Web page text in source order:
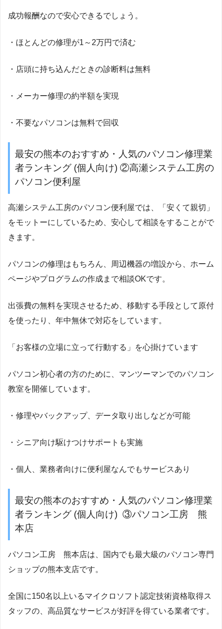
成功報酬なので安心できるでしょう。
・ほとんどの修理が1～2万円で済む
・店頭に持ち込んだときの診断料は無料
・メーカー修理の約半額を実現
・不要なパソコンは無料で回収
最安の熊本のおすすめ・人気のパソコン修理業
者ランキング (個人向け) ②高瀬システム工房の
パソコン便利屋
高瀬システム工房のパソコン便利屋では、「安くて親切」
をモットーにしているため、安心して相談をすることがで
きます。
パソコンの修理はもちろん、周辺機器の増設から、ホーム
ページやプログラムの作成まで相談OKです。
出張費の無料を実現させるため、移動する手段として原付
を使ったり、年中無休で対応をしています。
「お客様の立場に立って行動する」を心掛けています
パソコン初心者の方のために、マンツーマンでのパソコン
教室を開催しています。
・修理やバックアップ、データ取り出しなどが可能
・シニア向け駆けつけサポートも実施
・個人、業務者向けに便利屋なんでもサービスあり
最安の熊本のおすすめ・人気のパソコン修理業
者ランキング (個人向け) ③パソコン工房 熊
本店
パソコン工房 熊本店は、国内でも最大級のパソコン専門
ショップの熊本支店です。
全国に150名以上いるマイクロソフト認定技術資格取得ス
タッフの、高品質なサービスが好評を得ている業者です。